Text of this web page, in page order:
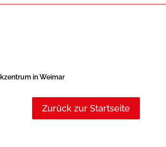
in Weimar
Zurück zur Startseite